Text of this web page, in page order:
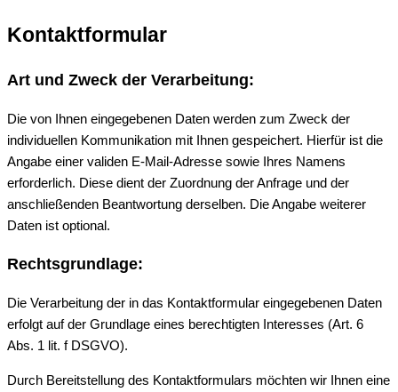
Kontaktformular
Art und Zweck der Verarbeitung:
Die von Ihnen eingegebenen Daten werden zum Zweck der
individuellen Kommunikation mit Ihnen gespeichert. Hierfür ist die
Angabe einer validen E-Mail-Adresse sowie Ihres Namens
erforderlich. Diese dient der Zuordnung der Anfrage und der
anschließenden Beantwortung derselben. Die Angabe weiterer
Daten ist optional.
Rechtsgrundlage:
Die Verarbeitung der in das Kontaktformular eingegebenen Daten
erfolgt auf der Grundlage eines berechtigten Interesses (Art. 6
Abs. 1 lit. f DSGVO).
Durch Bereitstellung des Kontaktformulars möchten wir Ihnen eine